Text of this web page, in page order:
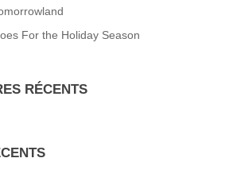
For the Holiday Season
RÉCENTS